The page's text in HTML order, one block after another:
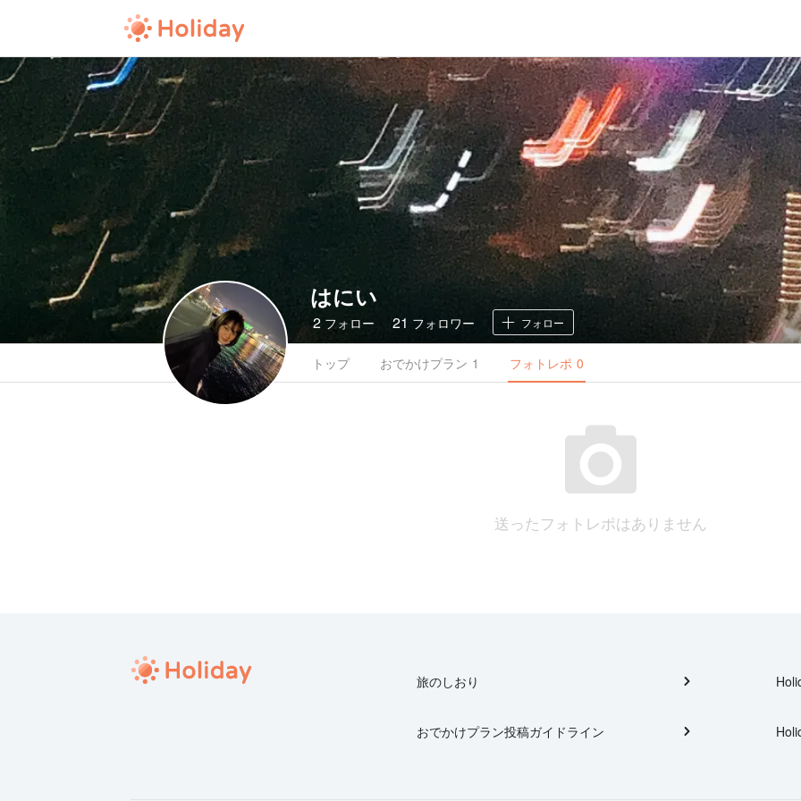
はにい
2 フォロー 21 フォロワー フォロー
トップ おでかけプラン 1 フォトレポ 0
送ったフォトレポはありません
旅のしおり
おでかけプラン投稿ガイドライン